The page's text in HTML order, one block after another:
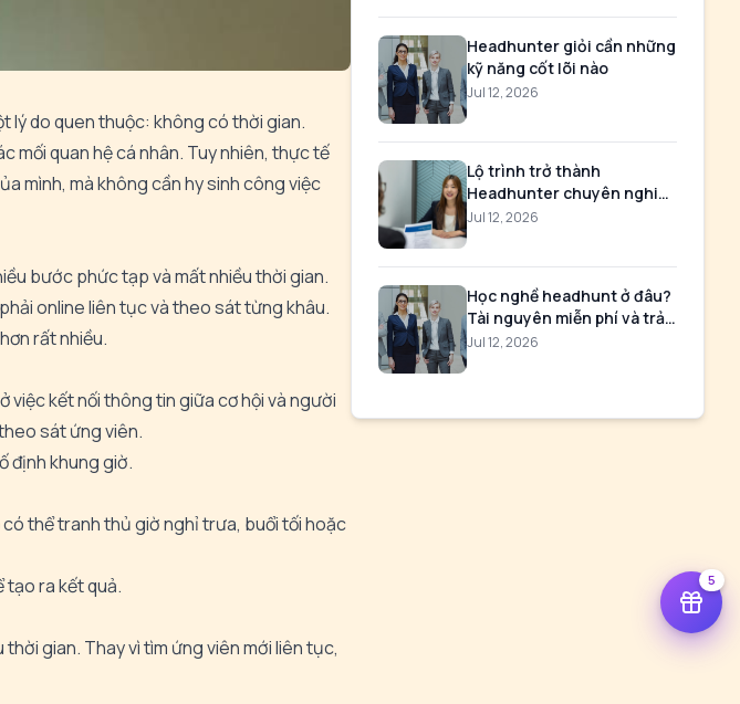
lý do quen thuộc: không có thời gian.
mối quan hệ cá nhân. Tuy nhiên, thực tế
mình, mà không cần hy sinh công việc
bước phức tạp và mất nhiều thời gian.
online liên tục và theo sát từng khâu.
rất nhiều.
việc kết nối thông tin giữa cơ hội và người
sát ứng viên.
định khung giờ.
thể tranh thủ giờ nghỉ trưa, buổi tối hoặc
tạo ra kết quả.
gian. Thay vì tìm ứng viên mới liên tục,
Headhunter giỏi cần những
kỹ năng cốt lõi nào
Jul 12, 2026
Lộ trình trở thành
Headhunter chuyên nghiệp
trong 12 tháng
Jul 12, 2026
Học nghề headhunt ở đâu?
Tài nguyên miễn phí và trả
phí
Jul 12, 2026
5